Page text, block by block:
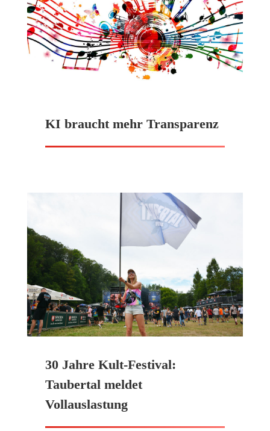
KI braucht mehr Transparenz
30 Jahre Kult-Festival:
Taubertal meldet
Vollauslastung